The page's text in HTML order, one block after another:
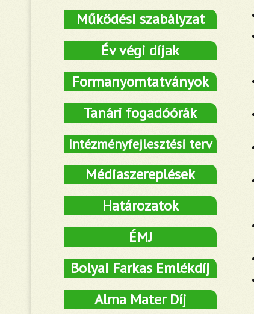
Működési szabályzat
Év végi díjak
Formanyomtatványok
Tanári fogadóórák
Intézményfejlesztési terv
Médiaszereplések
Határozatok
ÉMJ
Bolyai Farkas Emlékdíj
Alma Mater Díj